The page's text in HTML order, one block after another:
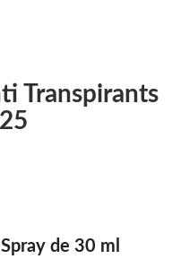
Transpirants
de 30 ml